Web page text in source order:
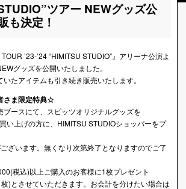
ツアー NEWグッズ公
も決定！
’23-’24 “HIMITSU STUDIO”』アリーナ公演よ
グッズを公開いたしました。
たアイテムも引き続き販売いたします。
さま限定特典☆
ブースにて、スピッツオリジナルグッズを
い上げの方に、HIMITSU STUDIOショッパーをプ
ざいます。無くなり次第終了となりますのでご了
税込)以上ご購入のお客様に1枚プレゼント
)とさせていただきます。お会計を分けたい場合は